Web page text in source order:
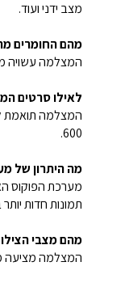
מצב ידני ועוד.
מהם החומרים
המצלמה עשויה מ-40% חומרים
לאילו סרטים
600.
מה היתרון של
מערכת הפוקוס
תמונות חדות
מהם מצבי
המצלמה מציעה